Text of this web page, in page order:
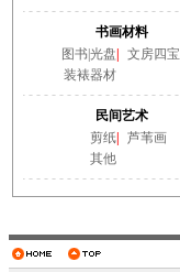
书画材料
图书|光盘
文房四宝
装裱器材
民间艺术
剪纸|
芦苇画
其他